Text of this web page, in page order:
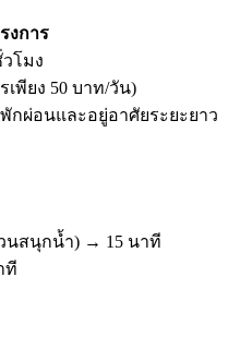
งการ
โมง
พียง 50 บาท/วัน)
กผ่อนและอยู่อาศัยระยะยาว
สวนสนุกน้ำ) → 15 นาที
ที